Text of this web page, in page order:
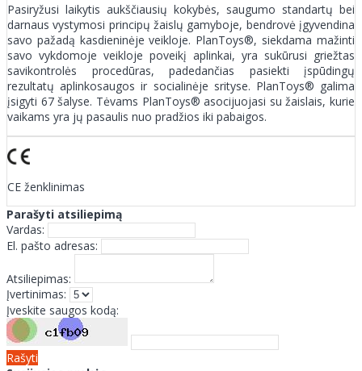
Pasiryžusi laikytis aukščiausių kokybės, saugumo standartų bei
darnaus vystymosi principų žaislų gamyboje, bendrovė įgyvendina
savo pažadą kasdieninėje veikloje. PlanToys®, siekdama mažinti
savo vykdomoje veikloje poveikį aplinkai, yra sukūrusi griežtas
savikontrolės procedūras, padedančias pasiekti įspūdingų
rezultatų aplinkosaugos ir socialinėje srityse. PlanToys® galima
įsigyti 67 šalyse. Tėvams PlanToys® asocijuojasi su žaislais, kurie
vaikams yra jų pasaulis nuo pradžios iki pabaigos.
CE ženklinimas
Parašyti atsiliepimą
Vardas:
El. pašto adresas:
Atsiliepimas:
Įvertinimas:
Įveskite saugos kodą:
Rašyti